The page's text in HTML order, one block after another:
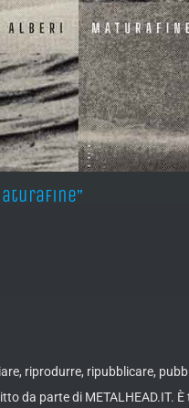
riprodurre, ripubblicare,
da parte di METALHEAD.IT.